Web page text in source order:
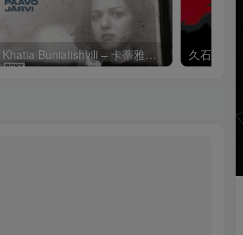
Khatia Buniatishvili – 卡蒂雅拉赫玛尼诺夫：第二、三钢琴协奏曲